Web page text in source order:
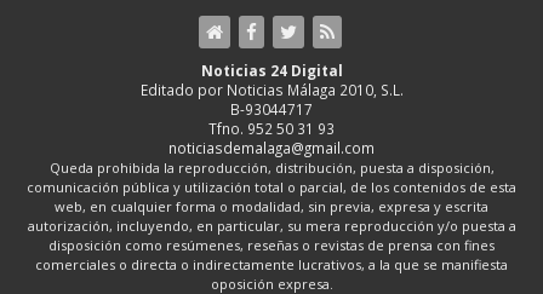
Noticias 24 Digital
Editado por Noticias Málaga 2010, S.L.
B-93044717
Tfno. 952 50 31 93
noticiasdemalaga@gmail.com
Queda prohibida la reproducción, distribución, puesta a disposición,
comunicación pública y utilización total o parcial, de los contenidos de esta
web, en cualquier forma o modalidad, sin previa, expresa y escrita
autorización, incluyendo, en particular, su mera reproducción y/o puesta a
disposición como resúmenes, reseñas o revistas de prensa con fines
comerciales o directa o indirectamente lucrativos, a la que se manifiesta
oposición expresa.